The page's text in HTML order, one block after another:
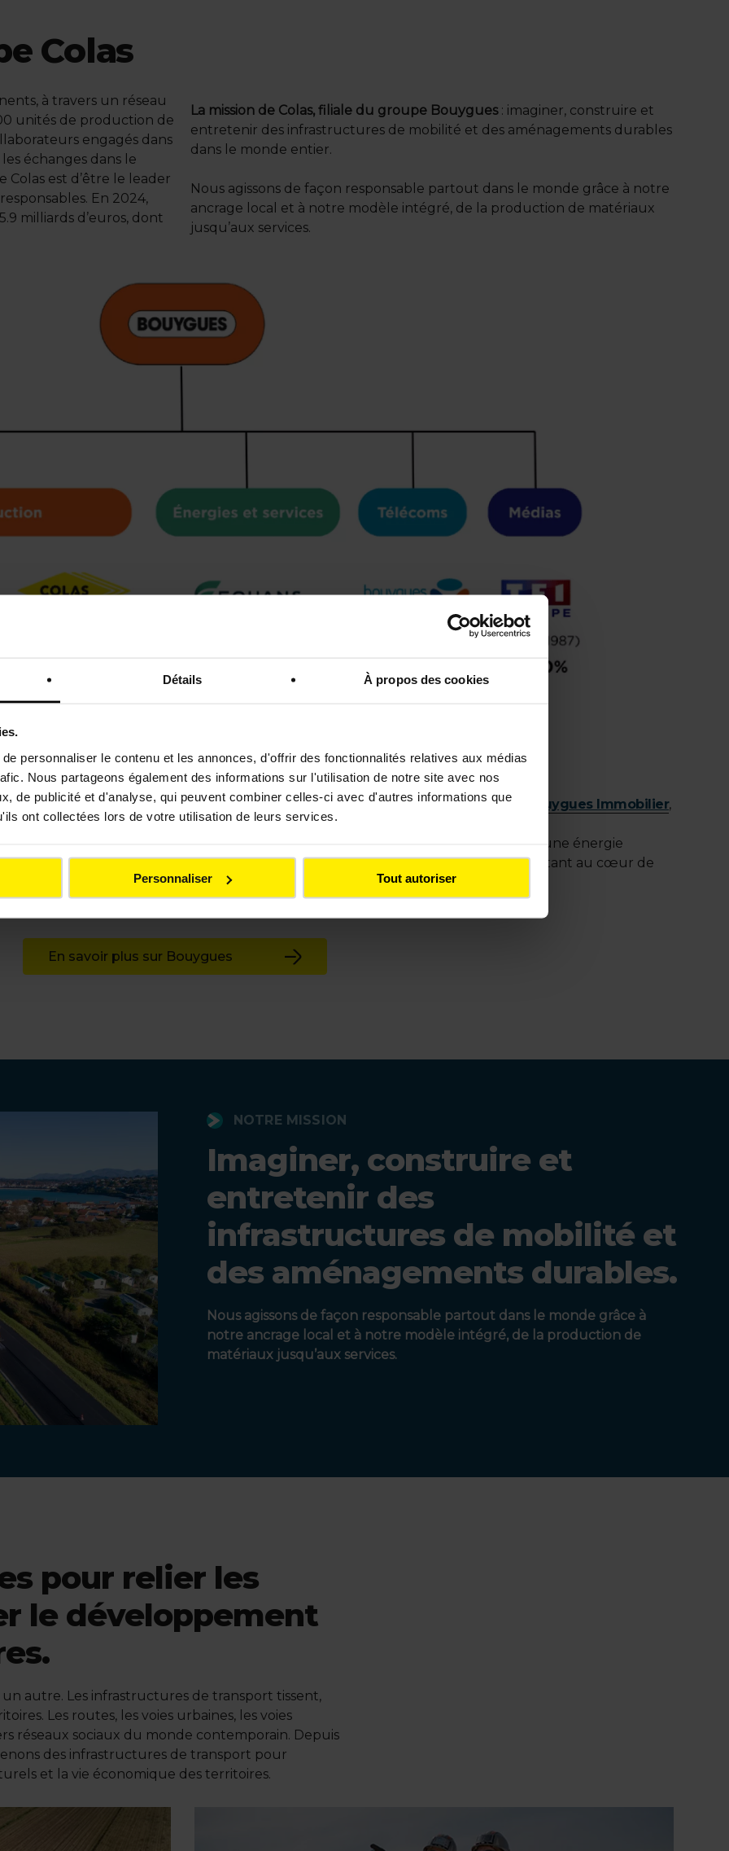
Détails À propos des cookies
personnaliser le contenu et les annonces, d'offrir des fonctionnalités relatives aux médias
Nous partageons également des informations sur l'utilisation de notre site avec nos
de publicité et d'analyse, qui peuvent combiner celles-ci avec d'autres informations que
ont collectées lors de votre utilisation de leurs services.
Personnaliser Tout autoriser
Colas
à travers un réseau
unités de production de
engagés dans
échanges dans le
Colas est d’être le leader
En 2024,
milliards d’euros, dont
La mission de Colas, filiale du groupe Bouygues : imaginer, construire et
entretenir des infrastructures de mobilité et des aménagements durables
dans le monde entier.
Nous agissons de façon responsable partout dans le monde grâce à notre
ancrage local et à notre modèle intégré, de la production de matériaux
jusqu’aux services.
filiale du groupe Bouygues
dans quatre activités et composé de six métiers :Bouygues Construction Bouygues Immobilier,
de manière éthique et responsable : se loger, se déplacer, bénéficier d’une énergie
Nous croyons en notre capacité à transformer les défis en opportunités, en mettant au cœur de
être de nos collaborateurs.
En savoir plus sur Bouygues
NOTRE MISSION
Imaginer, construire et
entretenir des
infrastructures de mobilité et
des aménagements durables.
Nous agissons de façon responsable partout dans le monde grâce à
notre ancrage local et à notre modèle intégré, de la production de
matériaux jusqu’aux services.
pour relier les
le développement
un autre. Les infrastructures de transport tissent,
Les routes, les voies urbaines, les voies
réseaux sociaux du monde contemporain. Depuis
des infrastructures de transport pour
et la vie économique des territoires.